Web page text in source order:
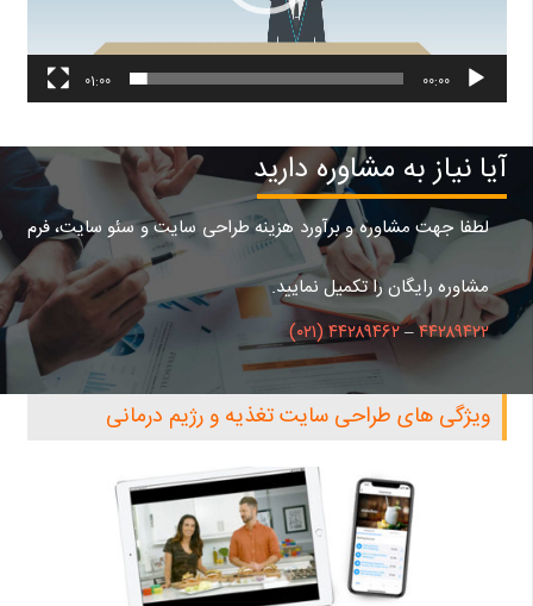
00:00
01:00
آیا نیاز به مشاوره دارید
لطفا جهت مشاوره و برآورد هزینه طراحی سایت و سئو سایت، فرم
مشاوره رایگان را تکمیل نمایید.
۴۴۲۸۹۴۲۲–۴۴۲۸۹۴۶۲ (۰۲۱)
ویژگی های طراحی سایت تغذیه و رژیم درمانی